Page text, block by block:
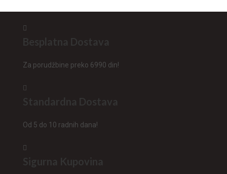
Za porudžbine preko 6990 din!
Od 5 do 10 radnih dana!